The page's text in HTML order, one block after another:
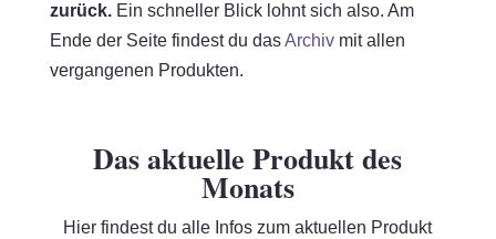
zurück. Ein schneller Blick lohnt sich also. Am
Ende der Seite findest du dasArchivmit allen
vergangenen Produkten.
Das aktuelle Produkt des
Monats
Hier findest du alle Infos zum aktuellen Produkt